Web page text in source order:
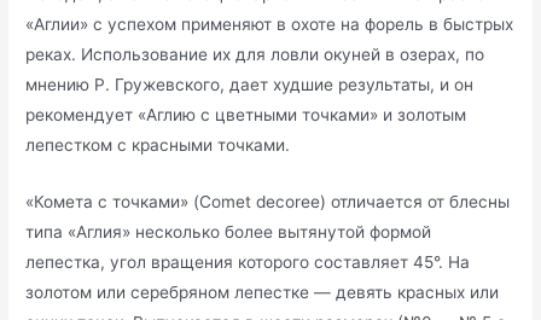
«Аглии» с успехом применяют в охоте на форель в быстрых
реках. Использование их для ловли окуней в озерах, по
мнению Р. Гружевского, дает худшие результаты, и он
рекомендует «Аглию с цветными точками» и золотым
лепестком с красными точками.
«Комета с точками» (Comet decoree) отличается от блесны
типа «Аглия» несколько более вытянутой формой
лепестка, угол вращения которого составляет 45°. На
золотом или серебряном лепестке — девять красных или